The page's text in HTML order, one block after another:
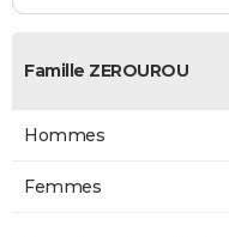
Famille ZEROUROU
Hommes
Femmes